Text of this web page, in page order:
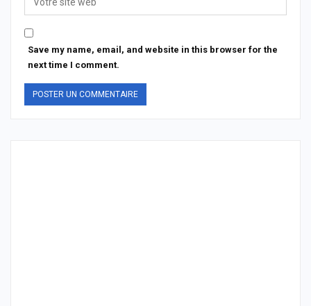
Save my name, email, and website in this browser for the
next time I comment.